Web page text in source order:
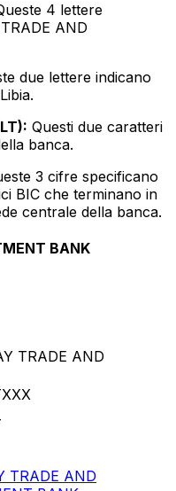
4 lettere
AND
due lettere indicano
Questi due caratteri
banca.
3 cifre specificano
BIC che terminano in
centrale della banca.
BANK
TRADE AND
TRADE AND